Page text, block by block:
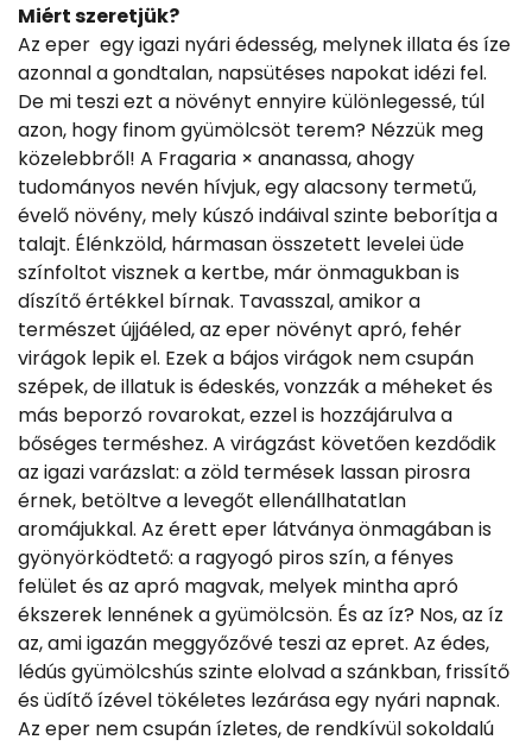
Miért szeretjük?
Az eper  egy igazi nyári édesség, melynek illata és íze
azonnal a gondtalan, napsütéses napokat idézi fel.
De mi teszi ezt a növényt ennyire különlegessé, túl
azon, hogy finom gyümölcsöt terem? Nézzük meg
közelebbről! A Fragaria × ananassa, ahogy
tudományos nevén hívjuk, egy alacsony termetű,
évelő növény, mely kúszó indáival szinte beborítja a
talajt. Élénkzöld, hármasan összetett levelei üde
színfoltot visznek a kertbe, már önmagukban is
díszítő értékkel bírnak. Tavasszal, amikor a
természet újjáéled, az eper növényt apró, fehér
virágok lepik el. Ezek a bájos virágok nem csupán
szépek, de illatuk is édeskés, vonzzák a méheket és
más beporzó rovarokat, ezzel is hozzájárulva a
bőséges terméshez. A virágzást követően kezdődik
az igazi varázslat: a zöld termések lassan pirosra
érnek, betöltve a levegőt ellenállhatatlan
aromájukkal. Az érett eper látványa önmagában is
gyönyörködtető: a ragyogó piros szín, a fényes
felület és az apró magvak, melyek mintha apró
ékszerek lennének a gyümölcsön. És az íz? Nos, az íz
az, ami igazán meggyőzővé teszi az epret. Az édes,
lédús gyümölcshús szinte elolvad a szánkban, frissítő
és üdítő ízével tökéletes lezárása egy nyári napnak.
Az eper nem csupán ízletes, de rendkívül sokoldalú